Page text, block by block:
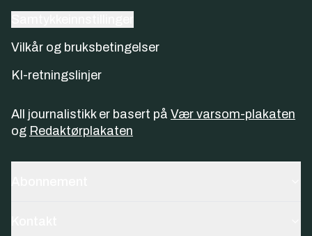
Vilkår og bruksbetingelser
KI-retningslinjer
All journalistikk er basert på Vær varsom-plakaten
og Redaktørplakaten